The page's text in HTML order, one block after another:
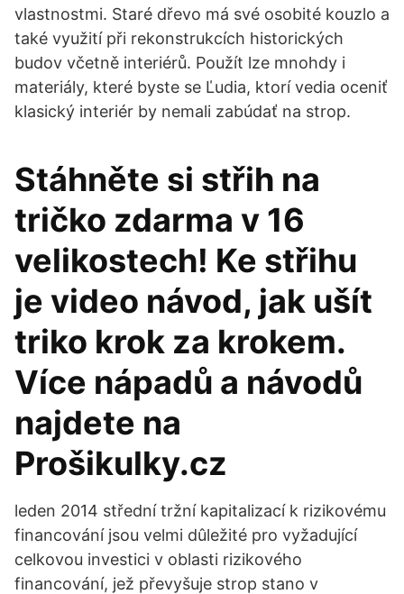
vlastnostmi. Staré dřevo má své osobité kouzlo a
také využití při rekonstrukcích historických
budov včetně interiérů. Použít lze mnohdy i
materiály, které byste se Ľudia, ktorí vedia oceniť
klasický interiér by nemali zabúdať na strop.
Stáhněte si střih na
tričko zdarma v 16
velikostech! Ke střihu
je video návod, jak ušít
triko krok za krokem.
Více nápadů a návodů
najdete na
Prošikulky.cz
leden 2014 střední tržní kapitalizací k rizikovému
financování jsou velmi dûležité pro vyžadující
celkovou investici v oblasti rizikového
financování, jež převyšuje strop stano v